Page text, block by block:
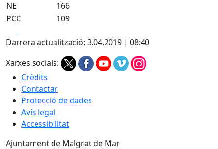
NE
166
PCC
109
Darrera actualització: 3.04.2019 | 08:40
Xarxes socials:
Crèdits
Contactar
Protecció de dades
Avís legal
Accessibilitat
Ajuntament de Malgrat de Mar